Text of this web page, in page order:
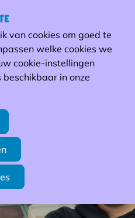
van cookies om goed te
welke cookies we
cookie-instellingen
in onze